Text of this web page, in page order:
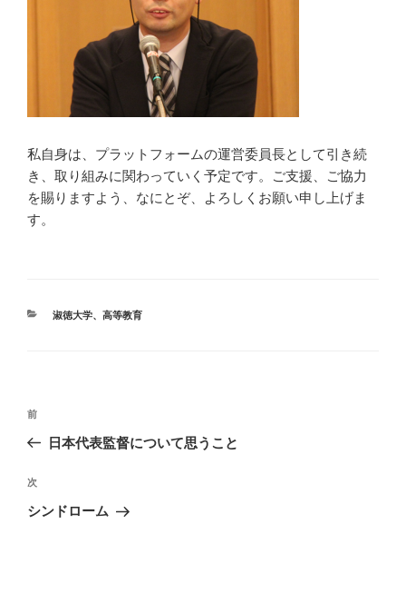
私自身は、プラットフォームの運営委員長として引き続
き、取り組みに関わっていく予定です。ご支援、ご協力
を賜りますよう、なにとぞ、よろしくお願い申し上げま
す。
カ
淑徳大学、 高等教育
投
ビ
ゲ
前
の
稿
前
日本代表監督について思うこと
次
の
次
シンドローム